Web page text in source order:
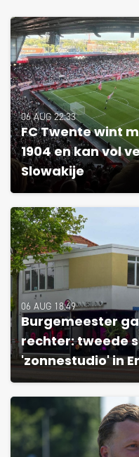
06 AUG 22:33
FC Twente wint
1904 en kan vol
Slowakije
06 AUG 18:49
Burgemeester
rechter: tweede
'zonnestudio' in